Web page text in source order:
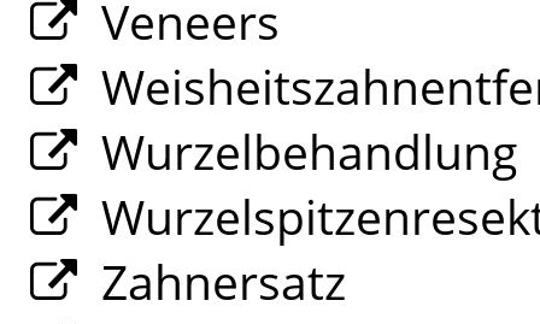
Veneers
Wurzelbehandlung
Zahnersatz